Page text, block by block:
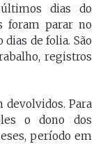
dias do
foram parar no
de folia. São
registros
devolvidos. Para
o dono dos
período em